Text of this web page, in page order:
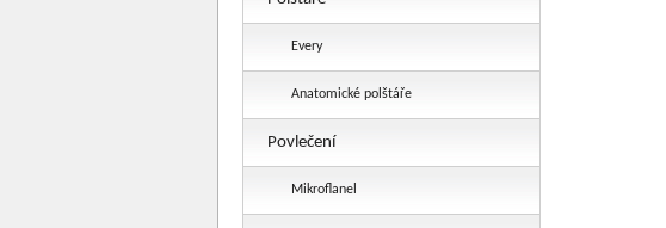
Every
Anatomické polštáře
Povlečení
Mikroflanel